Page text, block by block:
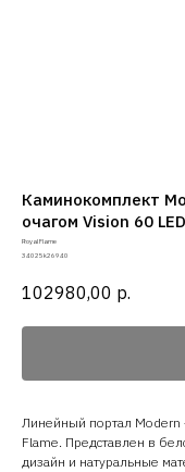
Каминокомплект
очагом Vision 60 LED
Royal Flame
34025k26940
102980,00 р.
Линейный портал Modern
Flame. Представлен в
дизайн и натуральные